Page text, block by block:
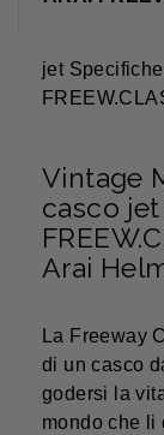
jet
Vintage
casco
Arai
La Freeway
di un casco
godersi la
mondo che li